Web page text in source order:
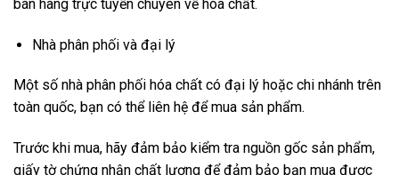
bán hàng trực tuyến chuyên về hóa chất.
Nhà phân phối và đại lý
Một số nhà phân phối hóa chất có đại lý hoặc chi nhánh trên
toàn quốc, bạn có thể liên hệ để mua sản phẩm.
Trước khi mua, hãy đảm bảo kiểm tra nguồn gốc sản phẩm,
giấy tờ chứng nhận chất lượng để đảm bảo bạn mua được